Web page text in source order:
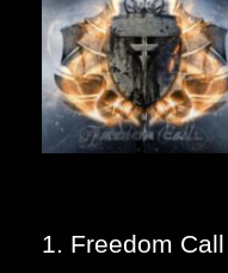
1. Freedom Call